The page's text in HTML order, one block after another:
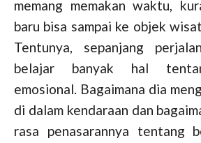
memang memakan waktu,
baru bisa sampai ke objek
Tentunya, sepanjang
belajar banyak hal
emosional. Bagaimana dia
di dalam kendaraan dan
rasa penasarannya tentang